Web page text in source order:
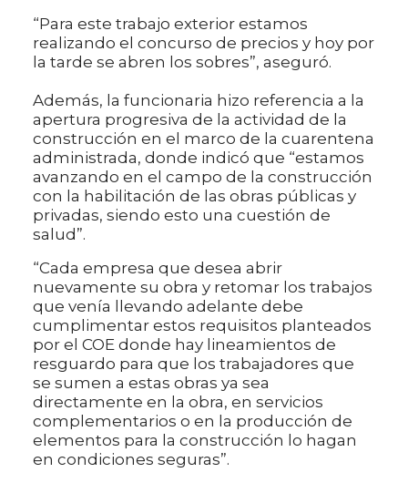
“Para este trabajo exterior estamos
realizando el concurso de precios y hoy por
la tarde se abren los sobres”, aseguró.
Además, la funcionaria hizo referencia a la
apertura progresiva de la actividad de la
construcción en el marco de la cuarentena
administrada, donde indicó que “estamos
avanzando en el campo de la construcción
con la habilitación de las obras públicas y
privadas, siendo esto una cuestión de
salud”.
“Cada empresa que desea abrir
nuevamente su obra y retomar los trabajos
que venía llevando adelante debe
cumplimentar estos requisitos planteados
por el COE donde hay lineamientos de
resguardo para que los trabajadores que
se sumen a estas obras ya sea
directamente en la obra, en servicios
complementarios o en la producción de
elementos para la construcción lo hagan
en condiciones seguras”.